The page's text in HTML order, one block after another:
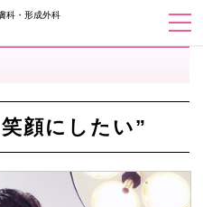
科・形成外科
顔にしたい”